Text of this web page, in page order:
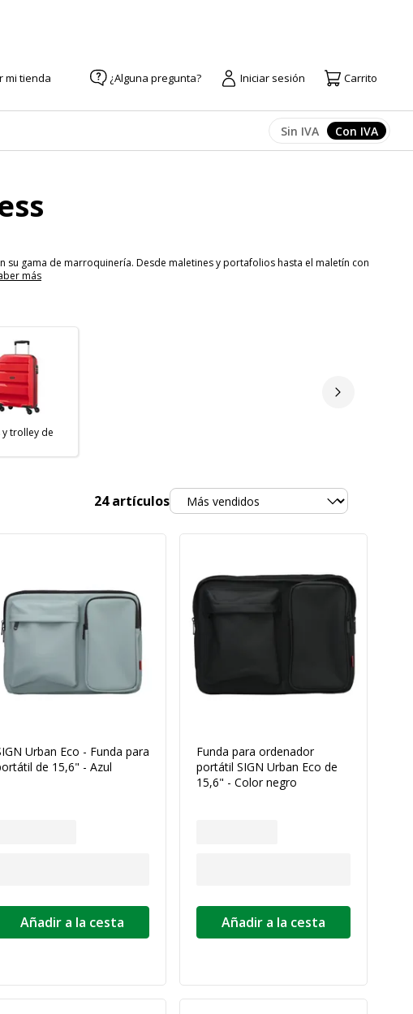
mi tienda ¿Alguna pregunta? Iniciar sesión Carrito
Afficher les prix
Sin IVA Afficher
Con IVA
su gama de marroquinería. Desde maletines y portafolios hasta el maletín con
más
Siguiente
y trolley de
24 artículosOrdenar
Urban Eco - Funda para
de 15,6" - Azul
Añadir a la cesta
Funda para ordenador
portátil SIGN Urban Eco de
15,6" - Color negro
Añadir a la cesta